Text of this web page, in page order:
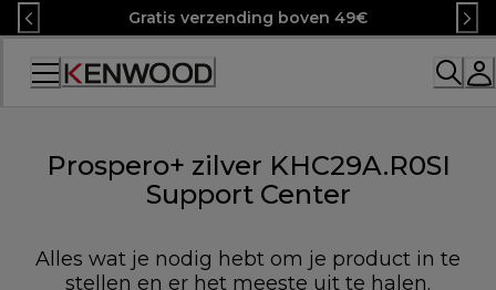
Skip
to
Content
Gratis verzending boven 49€
Accessibility
Prospero+ zilver KHC29A.R0SI
Support Center
Alles wat je nodig hebt om je product in te
stellen en er het meeste uit te halen.